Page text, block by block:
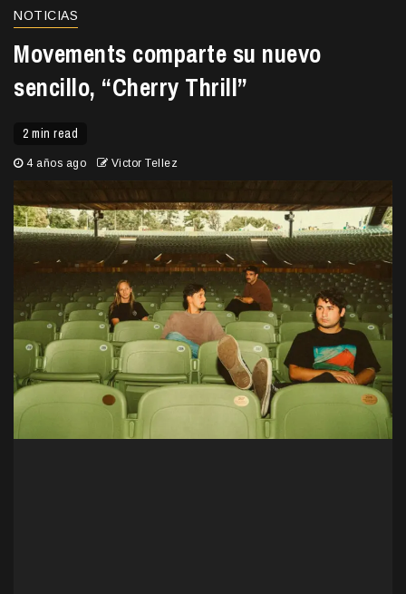
NOTICIAS
Movements comparte su nuevo
sencillo, “Cherry Thrill”
2 min read
4 años ago Victor Tellez